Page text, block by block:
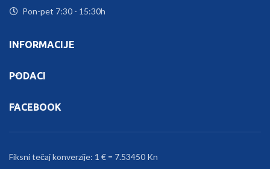
Pon-pet 7:30 - 15:30h
INFORMACIJE
PODACI
FACEBOOK
Fiksni tečaj konverzije: 1 € = 7.53450 Kn